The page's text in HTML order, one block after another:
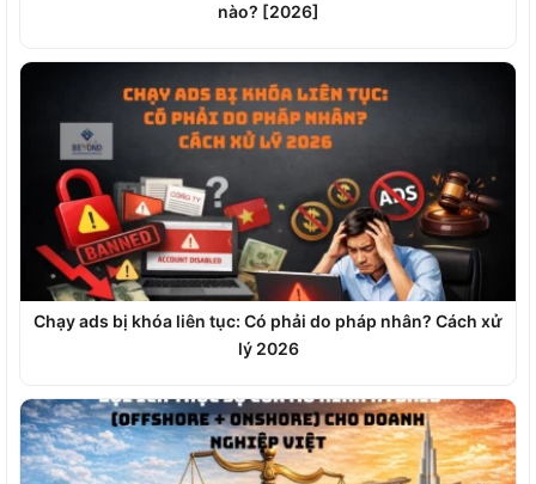
nào? [2026]
Chạy ads bị khóa liên tục: Có phải do pháp nhân? Cách xử
lý 2026